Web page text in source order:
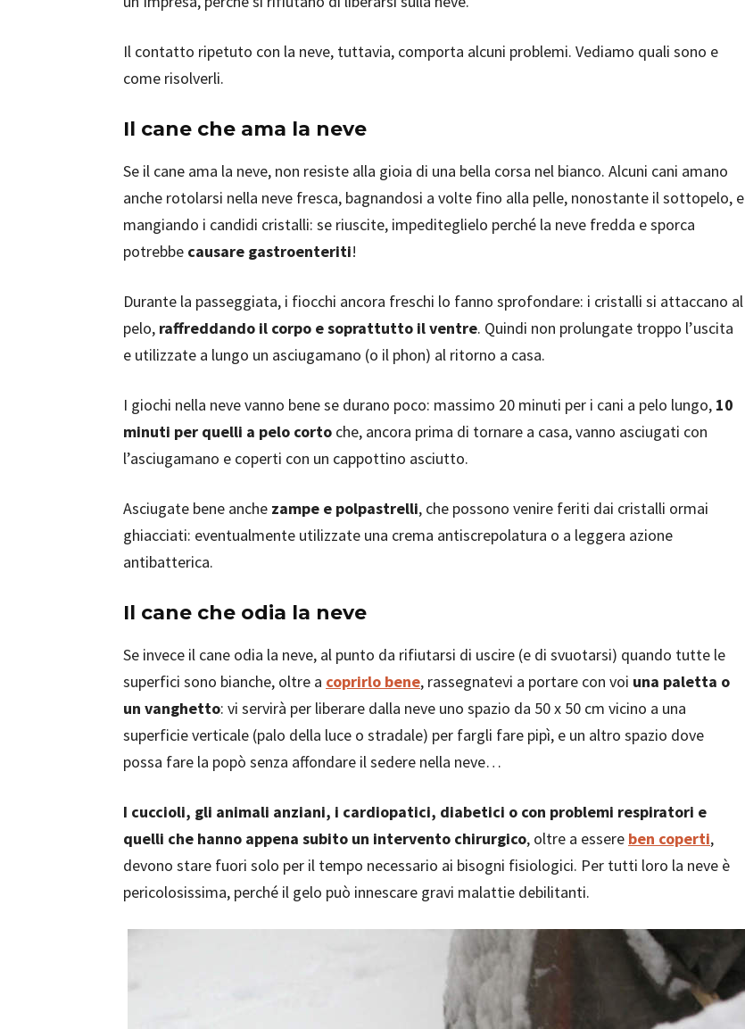
Il contatto ripetuto con la neve, tuttavia, comporta alcuni problemi. Vediamo quali sono e
come risolverli.
Il cane che ama la neve
Se il cane ama la neve, non resiste alla gioia di una bella corsa nel bianco. Alcuni cani amano
anche rotolarsi nella neve fresca, bagnandosi a volte fino alla pelle, nonostante il sottopelo, e
mangiando i candidi cristalli: se riuscite, impediteglielo perché la neve fredda e sporca
potrebbe causare gastroenteriti!
Durante la passeggiata, i fiocchi ancora freschi lo fanno sprofondare: i cristalli si attaccano al
pelo, raffreddando il corpo e soprattutto il ventre. Quindi non prolungate troppo l’uscita
e utilizzate a lungo un asciugamano (o il phon) al ritorno a casa.
I giochi nella neve vanno bene se durano poco: massimo 20 minuti per i cani a pelo lungo, 10
minuti per quelli a pelo corto che, ancora prima di tornare a casa, vanno asciugati con
l’asciugamano e coperti con un cappottino asciutto.
Asciugate bene anche zampe e polpastrelli, che possono venire feriti dai cristalli ormai
ghiacciati: eventualmente utilizzate una crema antiscrepolatura o a leggera azione
antibatterica.
Il cane che odia la neve
Se invece il cane odia la neve, al punto da rifiutarsi di uscire (e di svuotarsi) quando tutte le
superfici sono bianche, oltre a coprirlo bene, rassegnatevi a portare con voi una paletta o
un vanghetto: vi servirà per liberare dalla neve uno spazio da 50 x 50 cm vicino a una
superficie verticale (palo della luce o stradale) per fargli fare pipì, e un altro spazio dove
possa fare la popò senza affondare il sedere nella neve…
I cuccioli, gli animali anziani, i cardiopatici, diabetici o con problemi respiratori e
quelli che hanno appena subito un intervento chirurgico, oltre a essere ben coperti,
devono stare fuori solo per il tempo necessario ai bisogni fisiologici. Per tutti loro la neve è
pericolosissima, perché il gelo può innescare gravi malattie debilitanti.